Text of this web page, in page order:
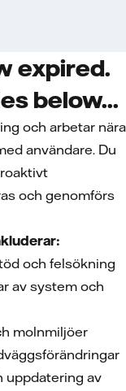
expired.
below...
och arbetar nära
användare. Du
och genomförs
och felsökning
av system och
molnmiljöer
uppdatering av